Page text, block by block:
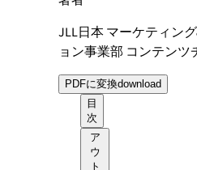
JLL日本 マーケティン
ョン事業部 コンテンツ
PDFに変換download
目
次
ア
ウ
ト